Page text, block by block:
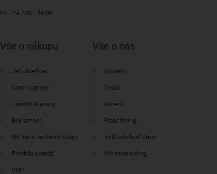
Po - Pá 7:00 - 16:00
Vše o nákupu
Jak objednat
Cena dopravy
Způsob dopravy
Reklamace
Ochrana osobních údajů
Pravidla soutěží
VOP
Vše o nás
Kontakt
O nás
Kariéra
Franchising
Velkoobchod Orion
Whistleblowing